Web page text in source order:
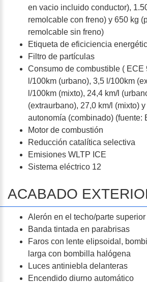
en vacio incluido conductor),
remolcable con freno) y 650 kg
remolcable sin freno)
Etiqueta de eficiciencia
Filtro de partículas
Consumo de combustible ( ECE
l/100km (urbano), 3,5 l/100km
l/100km (mixto), 24,4 km/l
(extraurbano), 27,0 km/l (mixto)
autonomía (combinado) (fuente:
Motor de combustión
Reducción catalítica selectiva
Emisiones WLTP ICE
Sistema eléctrico 12
ACABADO
Alerón en el techo/parte
Banda tintada en parabrisas
Faros con lente elipsoidal,
larga con bombilla halógena
Luces antiniebla delanteras
Encendido diurno automático